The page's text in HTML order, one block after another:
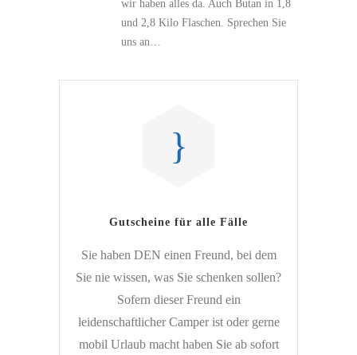
wir haben alles da. Auch Butan in 1,8
und 2,8 Kilo Flaschen. Sprechen Sie
uns an…
Gutscheine für alle Fälle
Sie haben DEN einen Freund, bei dem
Sie nie wissen, was Sie schenken sollen?
Sofern dieser Freund ein
leidenschaftlicher Camper ist oder gerne
mobil Urlaub macht haben Sie ab sofort